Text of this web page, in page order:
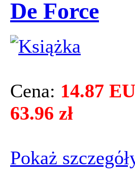
De Force
Cena: 14.87
63.96 zł
Pokaż